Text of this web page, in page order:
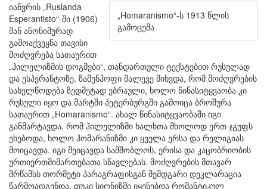
„Homaranismo“-ს 1913 წლის
გამოცემა
იანვრის „Ruslanda
Esperantisto“-ში (1906)
მან ანონიმურად
გამოაქვეყნა თავისი
მოძღვრება სათაურით
„ჰილელიზმის დოგმები“, თანდართული ტექსტებით რუსულად
და ესპერანტოზე. ზამენჰოფი მალევე მიხვდა, რომ მოძღვრების
სახელწოდება ზედმეტად ებრაული, ხოლო წინასიტყვაობა კი
რუსული იყო და მარტში პეტერბურგში გამოიცა ბროშურა
სათაურით „Homaranismo“. ახალ წინასიტყვაობაში იგი
განმარტავდა, რომ ჰილელიზმი ხალხთა მხოლოდ ერთ ჯგუფს
ეხებოდა, ხოლო ჰომარანიზმი კი ყველა ერსა და რელიგიას
მოიცავდა. იგი შეიცავდა სამშობლოს, ერისა და კაცობრიობის
ურთიერთმიმართებათა სწავლებას. მოძღვრების მთავარ
მრწამსს თორმეტი პარაგრაფისგან შემდგარი დეკლარაცია
წარმოადგენდა. თუკი სიონიზმი იყენებდა რომანტიკულ